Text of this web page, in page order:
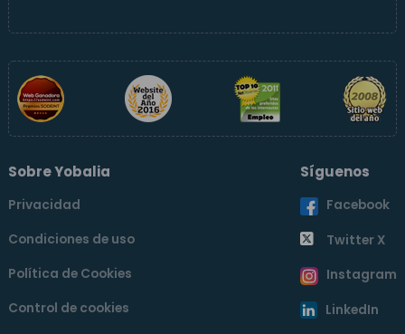
Sobre Yobalia
Privacidad
Condiciones de uso
Política de Cookies
Control de cookies
Síguenos
Facebook
Twitter X
Instagram
LinkedIn